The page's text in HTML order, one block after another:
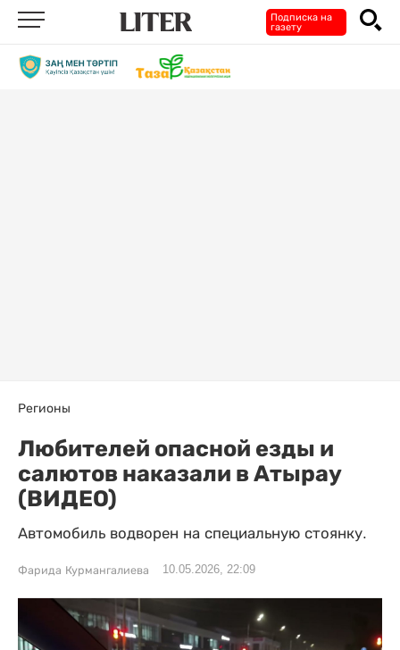
Подписка на
газету
Регионы
Любителей опасной езды и
салютов наказали в Атырау
(ВИДЕО)
Автомобиль водворен на специальную стоянку.
Фарида Курмангалиева 10.05.2026, 22:09